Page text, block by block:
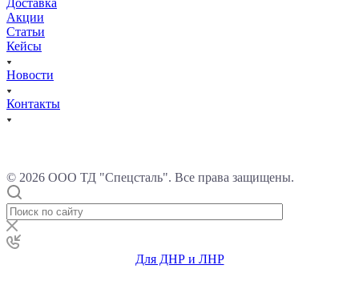
Доставка
Акции
Статьи
Кейсы
Новости
Контакты
© 2026 ООО ТД "Спецсталь". Все права защищены.
Для ДНР и ЛНР